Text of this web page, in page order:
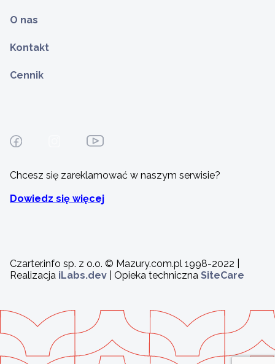
O nas
Kontakt
Cennik
Chcesz się zareklamować w naszym serwisie?
Dowiedz się więcej
Czarter.info sp. z o.o. © Mazury.com.pl 1998-2022 |
Realizacja iLabs.dev | Opieka techniczna SiteCare